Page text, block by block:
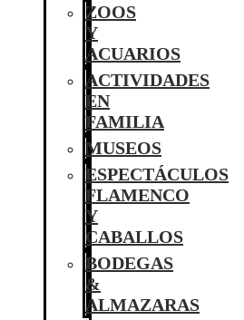
ZOOS
Y
ACUARIOS
ACTIVIDADES
EN
FAMILIA
MUSEOS
ESPECTÁCULOS
FLAMENCO
Y
CABALLOS
BODEGAS
&
ALMAZARAS